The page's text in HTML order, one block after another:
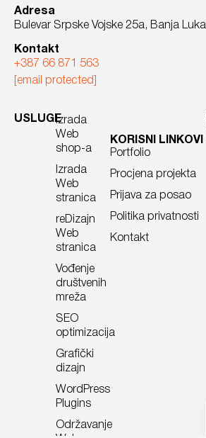
Adresa
Bulevar Srpske Vojske 25a, Banja Luka
Kontakt
+387 66 871 563
[email protected]
USLUGEIzrada
Web
shop-a
Izrada
Web
stranica
reDizajn
Web
stranica
Vođenje
društvenih
mreža
SEO
optimizacija
Grafički
dizajn
WordPress
Plugins
Održavanje
KORISNI LINKOVI
Portfolio
Procjena projekta
Prijava za posao
Politika privatnosti
Kontakt